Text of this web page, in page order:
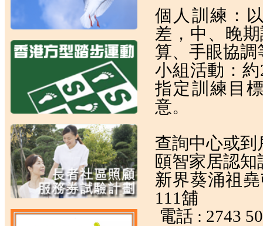
個人訓練：
差，中、晚
算、手眼協調
小組活動：
指定訓練目
意。
查詢中心或
頤智家居認
新界葵涌祖
111舖
電話 : 2743